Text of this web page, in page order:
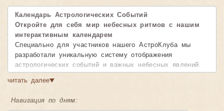
Календарь Астрологических Событий
Откройте для себя мир небесных ритмов с нашим
интерактивным календарем
Специально для участников нашего АстроКлуба мы
разработали уникальную систему отображения
астрологических событий и важных небесных явлений.
космических влияний, позволяя вам планировать свою
читать далее▼
Навигация по дням: